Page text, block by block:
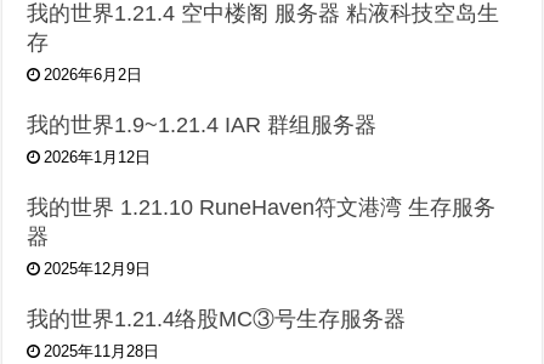
我的世界1.21.4 空中楼阁 服务器 粘液科技空岛生
存
2026年6月2日
我的世界1.9~1.21.4 IAR 群组服务器
2026年1月12日
我的世界 1.21.10 RuneHaven符文港湾 生存服务
器
2025年12月9日
我的世界1.21.4络股MC③号生存服务器
2025年11月28日